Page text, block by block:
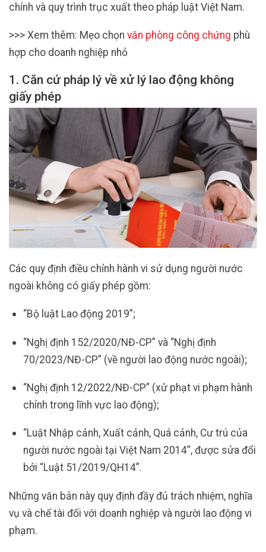
chính và quy trình trục xuất theo pháp luật Việt Nam.
>>> Xem thêm: Mẹo chọn văn phòng công chứng phù
hợp cho doanh nghiệp nhỏ
1. Căn cứ pháp lý về xử lý lao động không
giấy phép
Các quy định điều chỉnh hành vi sử dụng người nước
ngoài không có giấy phép gồm:
“Bộ luật Lao động 2019”;
“Nghị định 152/2020/NĐ-CP” và “Nghị định
70/2023/NĐ-CP” (về người lao động nước ngoài);
“Nghị định 12/2022/NĐ-CP” (xử phạt vi phạm hành
chính trong lĩnh vực lao động);
“Luật Nhập cảnh, Xuất cảnh, Quá cảnh, Cư trú của
người nước ngoài tại Việt Nam 2014”, được sửa đổi
bởi “Luật 51/2019/QH14”.
Những văn bản này quy định đầy đủ trách nhiệm, nghĩa
vụ và chế tài đối với doanh nghiệp và người lao động vi
phạm.